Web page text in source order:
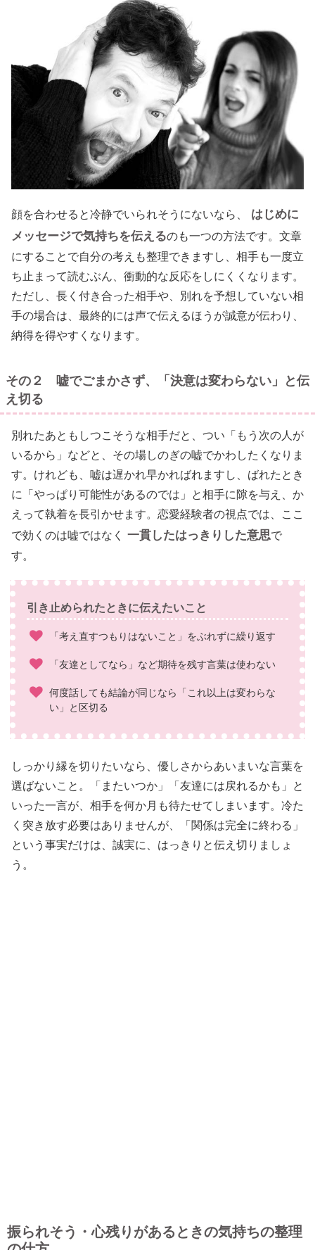
顔を合わせると冷静でいられそうにないなら、
はじめに
メッセージで気持ちを伝えるのも一つの方法です。文章
にすることで自分の考えも整理できますし、相手も一度立
ち止まって読むぶん、衝動的な反応をしにくくなります。
ただし、長く付き合った相手や、別れを予想していない相
手の場合は、最終的には声で伝えるほうが誠意が伝わり、
納得を得やすくなります。
その２ 嘘でごまかさず、「決意は変わらない」と伝
え切る
別れたあともしつこそうな相手だと、つい「もう次の人が
いるから」などと、その場しのぎの嘘でかわしたくなりま
す。けれども、嘘は遅かれ早かればれますし、ばれたとき
に「やっぱり可能性があるのでは」と相手に隙を与え、か
えって執着を長引かせます。恋愛経験者の視点では、ここ
で効くのは嘘ではなく
一貫したはっきりした意思で
す。
引き止められたときに伝えたいこと
「考え直すつもりはないこと」をぶれずに繰り返す
「友達としてなら」など期待を残す言葉は使わない
何度話しても結論が同じなら「これ以上は変わらな
い」と区切る
しっかり縁を切りたいなら、優しさからあいまいな言葉を
選ばないこと。「またいつか」「友達には戻れるかも」と
いった一言が、相手を何か月も待たせてしまいます。冷た
く突き放す必要はありませんが、「関係は完全に終わる」
という事実だけは、誠実に、はっきりと伝え切りましょ
う。
振られそう・心残りがあるときの気持ちの整理